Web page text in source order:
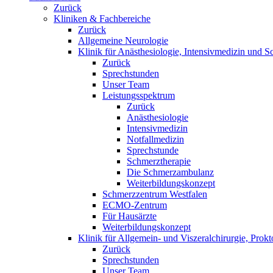
Zurück
Kliniken & Fachbereiche
Zurück
Allgemeine Neurologie
Klinik für Anästhesiologie, Intensivmedizin und
Zurück
Sprechstunden
Unser Team
Leistungsspektrum
Zurück
Anästhesiologie
Intensivmedizin
Notfallmedizin
Sprechstunde
Schmerztherapie
Die Schmerzambulanz
Weiterbildungskonzept
Schmerzzentrum Westfalen
ECMO-Zentrum
Für Hausärzte
Weiterbildungskonzept
Klinik für Allgemein- und Viszeralchirurgie,
Zurück
Sprechstunden
Unser Team